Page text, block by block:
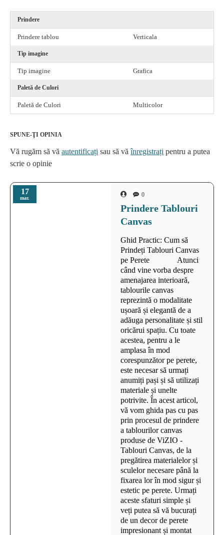
17
mar. 0
Prindere Tablouri
Canvas
Ghid Practic: Cum să
Prindeți Tablouri Canvas
pe Perete Atunci
când vine vorba despre
amenajarea interioară,
tablourile canvas
reprezintă o modalitate
ușoară și elegantă de a
adăuga personalitate și stil
oricărui spațiu. Cu toate
acestea, pentru a le
amplasa în mod
corespunzător pe perete,
este necesar să urmați
anumiți pași și să utilizați
materiale și unelte
potrivite. În acest articol,
vă vom ghida pas cu pas
prin procesul de prindere
a tablourilor canvas
produse de ViZIO -
Tablouri Canvas, de la
pregătirea materialelor și
sculelor necesare până la
fixarea lor în mod sigur și
estetic pe perete. Urmați
aceste sfaturi simple și
veți putea să vă bucurați
de un decor de perete
impresionant și montat
Prindere
Prindere tablou Verticala
Tip imagine
Tip imagine Grafica
Paletă de Culori
Paletă de Culori Multicolor
SPUNE-ŢI OPINIA
Vă rugăm să vă autentificați sau să văînregistrați pentru a putea
scrie o opinie